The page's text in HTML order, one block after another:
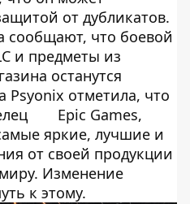
от дубликатов.
сообщают, что боевой
и предметы из
останутся
Psyonix отметила, что
Epic Games,
яркие, лучшие и
от своей продукции
Изменение
к этому.